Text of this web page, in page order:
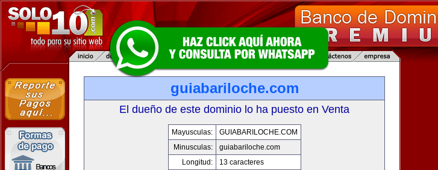
guiabariloche.com
El dueño de este dominio lo ha puesto en Venta
Mayusculas:
GUIABARILOCHE.COM
Minusculas:
guiabariloche.com
Longitud:
13 caracteres